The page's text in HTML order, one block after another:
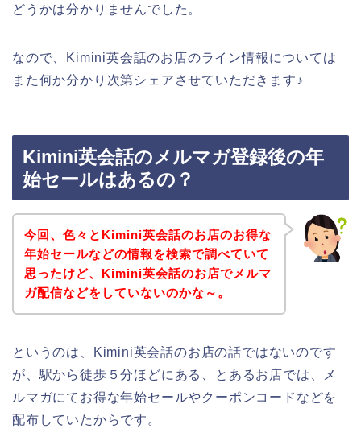
どうかは分かりませんでした。
なので、Kimini英会話のお店のライン情報については
また何か分かり次第シェアさせていただきます♪
Kimini英会話のメルマガ登録後の年
始セールはあるの？
今回、色々とKimini英会話のお店のお得な
年始セールなどの情報を検索で調べていて
思ったけど、Kimini英会話のお店でメルマ
ガ配信などをしていないのかな～。
というのは、Kimini英会話のお店の話ではないのです
が、駅から徒歩５分ほどにある、とあるお店では、メ
ルマガにてお得な年始セールやクーポンコードなどを
配布していたからです。